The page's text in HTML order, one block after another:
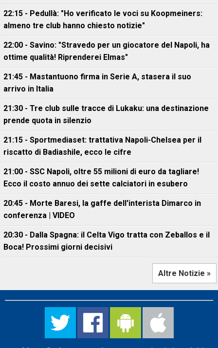
22:15 - Pedullà: "Ho verificato le voci su Koopmeiners:
almeno tre club hanno chiesto notizie"
22:00 - Savino: "Stravedo per un giocatore del Napoli, ha
ottime qualità! Riprenderei Elmas"
21:45 - Mastantuono firma in Serie A, stasera il suo
arrivo in Italia
21:30 - Tre club sulle tracce di Lukaku: una destinazione
prende quota in silenzio
21:15 - Sportmediaset: trattativa Napoli-Chelsea per il
riscatto di Badiashile, ecco le cifre
21:00 - SSC Napoli, oltre 55 milioni di euro da tagliare!
Ecco il costo annuo dei sette calciatori in esubero
20:45 - Morte Baresi, la gaffe dell'interista Dimarco in
conferenza | VIDEO
20:30 - Dalla Spagna: il Celta Vigo tratta con Zeballos e il
Boca! Prossimi giorni decisivi
Altre Notizie »